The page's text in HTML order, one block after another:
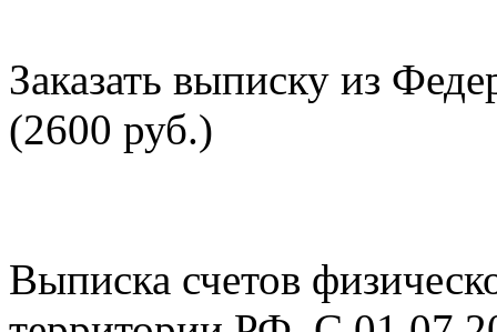
Заказать выписку из
(2600 руб.)
Выписка счетов